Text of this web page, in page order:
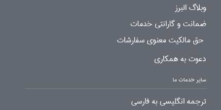
وبلاگ البرز
ضمانت و گارانتی خدمات
حق مالکیت معنوی سفارشات
دعوت به همکاری
سایر خدمات ما
ترجمه انگلیسی به فارسی